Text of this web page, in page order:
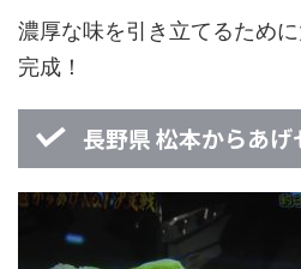
濃厚な味を引き立てるため
完成！
長野県 松本からあ